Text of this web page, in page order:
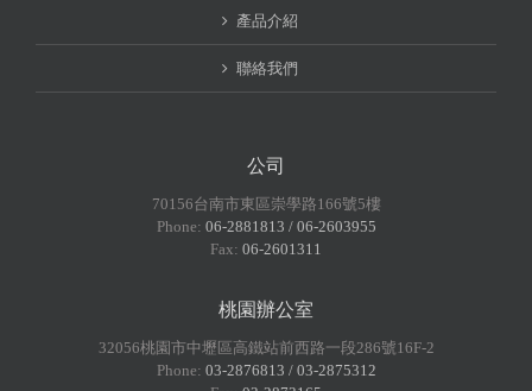
產品介紹
聯絡我們
公司
70156台南市東區崇學路166號5樓
Phone: 06-2881813 / 06-2603955
Fax: 06-2601311
桃園辦公室
32056桃園市中壢區高鐵站前西路一段286號16F-2
Phone: 03-2876813 / 03-2875312